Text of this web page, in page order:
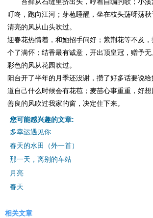
叮咚，跑向江河；芽苞睡醒，坐在枝头荡呀荡秋
清亮的风从山头吹过。
迎春花热情着，和她招手问好；紫荆花等不及
个了满怀；结香最有诚意，开出顶皇冠，赠予无
彩色的风从花园吹过。
阳台开了半年的月季还没谢，攒了好多话要说
道自己什么时候会有花苞；麦苗心事重重，好想
善良的风吹过我家的窗，决定住下来。
您可能感兴趣的文章:
多幸运遇见你
春天的水田（外一首）
那一天，离别的车站
月亮
春天
相关文章